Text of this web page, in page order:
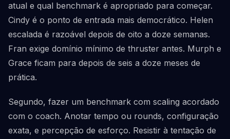
atual e qual benchmark é apropriado para começar.
Cindy é o ponto de entrada mais democrático. Helen
escalada é razoável depois de oito a doze semanas.
Fran exige domínio mínimo de thruster antes. Murph e
Grace ficam para depois de seis a doze meses de
prática.
Segundo, fazer um benchmark com scaling acordado
com o coach. Anotar tempo ou rounds, configuração
exata, e percepção de esforço. Resistir à tentação de